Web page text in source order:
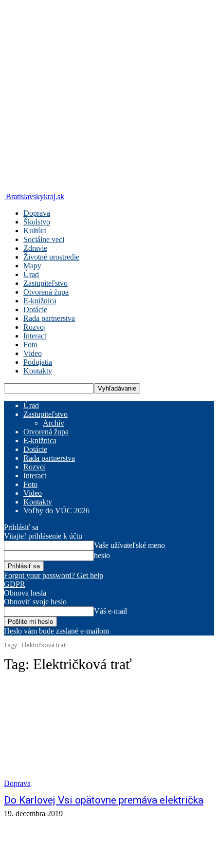
Bratislavskykraj.sk
Doprava
Školstvo
Kultúra
Sociálne veci
Zdravie
Životné prostredie
Mapy
Úrad
Zastupiteľstvo
Otvorená župa
E-knižnica
Dotácie
Rada partnerstva
Rozvoj
Interact
Foto
Video
Podujatia
Kontakty
Úrad
Zastupiteľstvo
Archív
Otvorená župa
E-knižnica
Dotácie
Rada partnerstva
Rozvoj
Interact
Foto
Video
Kontakty
Voľby do VÚC 2026
Prihlásiť sa
Vitajte! prihlásenie k účtu
Vaše užívateľské meno
heslo
Forgot your password? Get help
GDPR
Obnova hesla
Obnoviť svoje heslo
Váš e-mail
Heslo vám bude zaslané e-mailom
Tagy
Električková trať
Tag: Električková trať
Doprava
Do Karlovej Vsi opätovne premáva električka
19. decembra 2019